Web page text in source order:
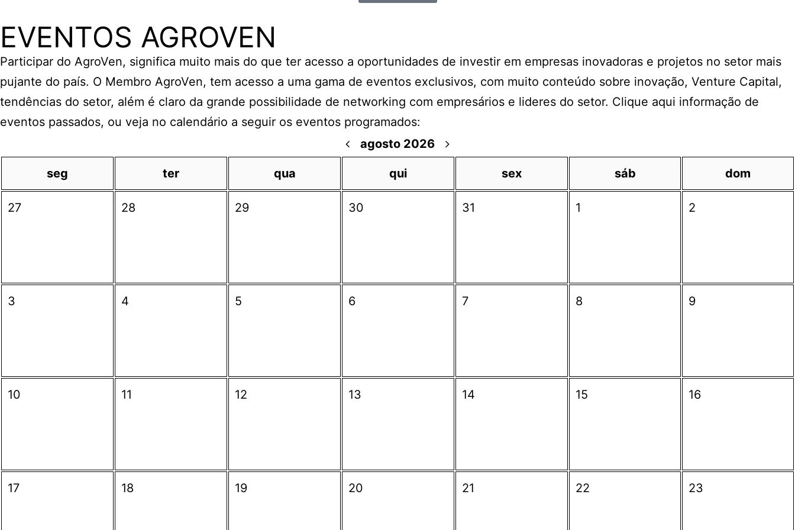
EVENTOS AGROVEN
Participar do AgroVen, significa muito mais do que ter acesso a oportunidades de investir em empresas inovadoras e projetos no setor mais
pujante do país. O Membro AgroVen, tem acesso a uma gama de eventos exclusivos, com muito conteúdo sobre inovação, Venture Capital,
tendências do setor, além é claro da grande possibilidade de networking com empresários e lideres do setor. Clique aqui informação de
eventos passados, ou veja no calendário a seguir os eventos programados:
agosto 2026
seg ter qua qui sex sáb dom
27 28 29 30 31 1 2
3 4 5 6 7 8 9
10 11 12 13 14 15 16
17 18 19 20 21 22 23